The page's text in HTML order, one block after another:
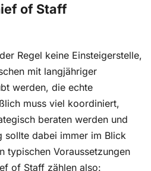
of Staff
Regel keine Einsteigerstelle,
mit langjähriger
werden, die echte
muss viel koordiniert,
beraten werden und
sollte dabei immer im Blick
typischen Voraussetzungen
of Staff zählen also: